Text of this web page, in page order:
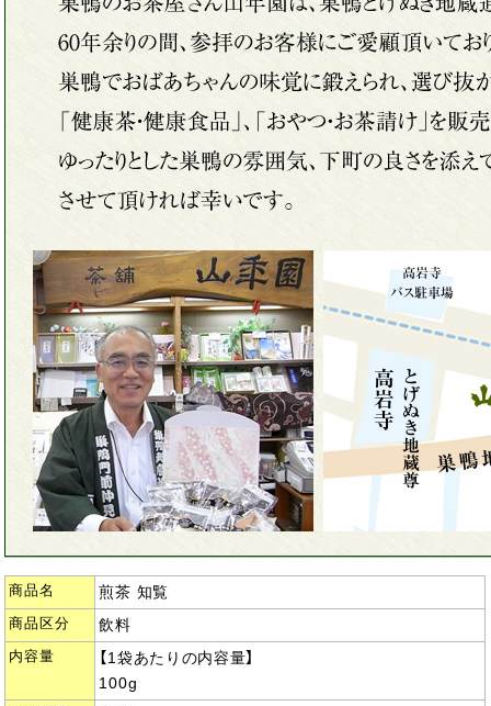
商品名 煎茶 知覧
商品区分 飲料
内容量
【1袋あたりの内容量】
100g